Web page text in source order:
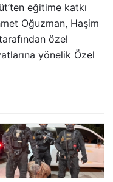
eğitime katkı
Oğuzman, Haşim
özel
yönelik Özel